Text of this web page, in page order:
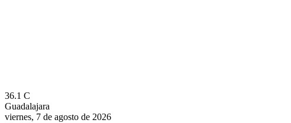
36.1 C
Guadalajara
viernes, 7 de agosto de 2026